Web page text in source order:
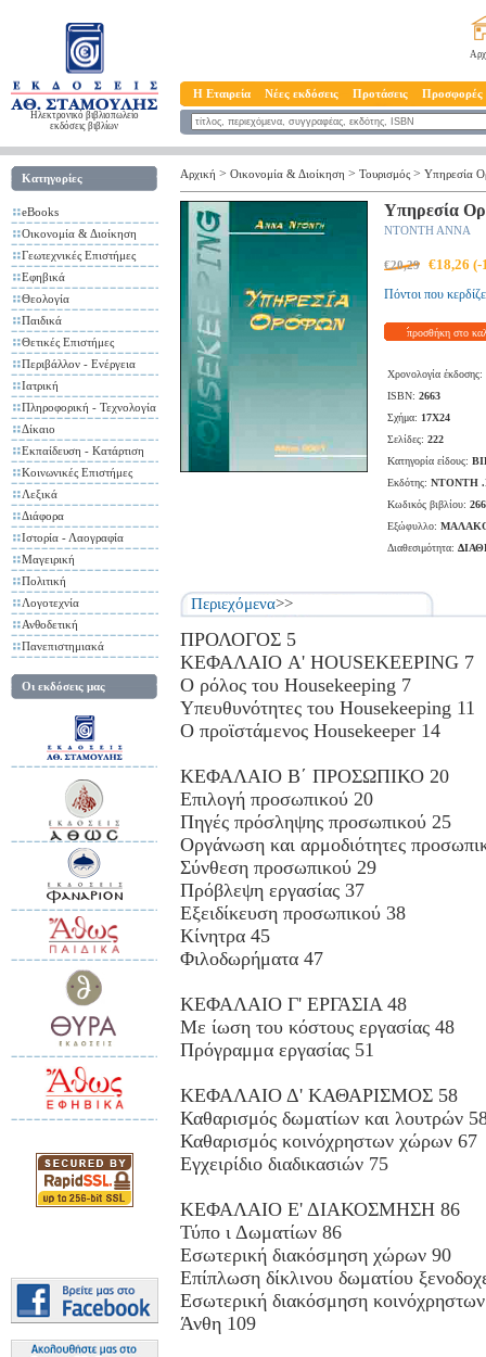
Ηλεκτρονικό βιβλιοπωλείο
εκδόσεις βιβλίων
Η Εταιρεία Νέες εκδόσεις Προτάσεις Προσφορές
Κατηγορίες
eBooks
Οικονομία & Διοίκηση
Γεωτεχνικές Επιστήμες
Εφηβικά
Θεολογία
Παιδικά
Θετικές Επιστήμες
Περιβάλλον - Ενέργεια
Ιατρική
Πληροφορική - Τεχνολογία
Δίκαιο
Εκπαίδευση - Κατάρτιση
Κοινωνικές Επιστήμες
Λεξικά
Διάφορα
Ιστορία - Λαογραφία
Μαγειρική
Πολιτική
Λογοτεχνία
Ανθοδετική
Πανεπιστημιακά
Οι εκδόσεις μας
Αρχική > Οικονομία & Διοίκηση > Τουρισμός > Υπηρεσία
Υπηρεσία
ΝΤΟΝΤΗ ΑΝΝΑ
€20,29 €18,26
Πόντοι που
προσθήκη στο
Χρονολογία έκδοσης:
ISBN: 2663
Σχήμα: 17X24
Σελίδες: 222
Κατηγορία είδους:
Εκδότης: ΝΤΟΝΤΗ
Κωδικός βιβλίου:
Εξώφυλλο:
Διαθεσιμότητα:
Περιεχόμενα>>
ΠΡΟΛΟΓΟΣ 5
ΚΕΦΑΛΑΙΟ A' HOUSEKEEPING 7
Ο ρόλος του Housekeeping 7
Υπευθυνότητες του Housekeeping 11
Ο προϊστάμενος Housekeeper 14
ΚΕΦΑΛΑΙΟ Β΄ ΠΡΟΣΩΠΙΚΟ 20
Επιλογή προσωπικού 20
Πηγές πρόσληψης προσωπικού 25
Οργάνωση και αρμοδιότητες
Σύνθεση προσωπικού 29
Πρόβλεψη εργασίας 37
Εξειδίκευση προσωπικού 38
Κίνητρα 45
Φιλοδωρήματα 47
ΚΕΦΑΛΑΙΟ Γ' ΕΡΓΑΣΙΑ 48
Με ίωση του κόστους εργασίας 48
Πρόγραμμα εργασίας 51
ΚΕΦΑΛΑΙΟ Δ' ΚΑΘΑΡΙΣΜΟΣ 58
Καθαρισμός δωματίων και λουτρών
Καθαρισμός κοινόχρηστων χώρων 67
Εγχειρίδιο διαδικασιών 75
ΚΕΦΑΛΑΙΟ Ε' ΔΙΑΚΟΣΜΗΣΗ 86
Τύπο ι Δωματίων 86
Εσωτερική διακόσμηση χώρων 90
Επίπλωση δίκλινου δωματίου
Εσωτερική διακόσμηση
Άνθη 109